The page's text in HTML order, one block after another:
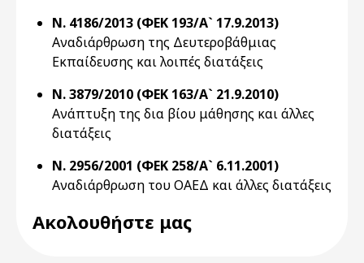
Ν. 4186/2013 (ΦΕΚ 193/Α` 17.9.2013)
Αναδιάρθρωση της Δευτεροβάθμιας
Εκπαίδευσης και λοιπές διατάξεις
Ν. 3879/2010 (ΦΕΚ 163/Α` 21.9.2010)
Ανάπτυξη της δια βίου μάθησης και άλλες
διατάξεις
Ν. 2956/2001 (ΦΕΚ 258/Α` 6.11.2001)
Αναδιάρθρωση του ΟΑΕΔ και άλλες διατάξεις
Ακολουθήστε μας